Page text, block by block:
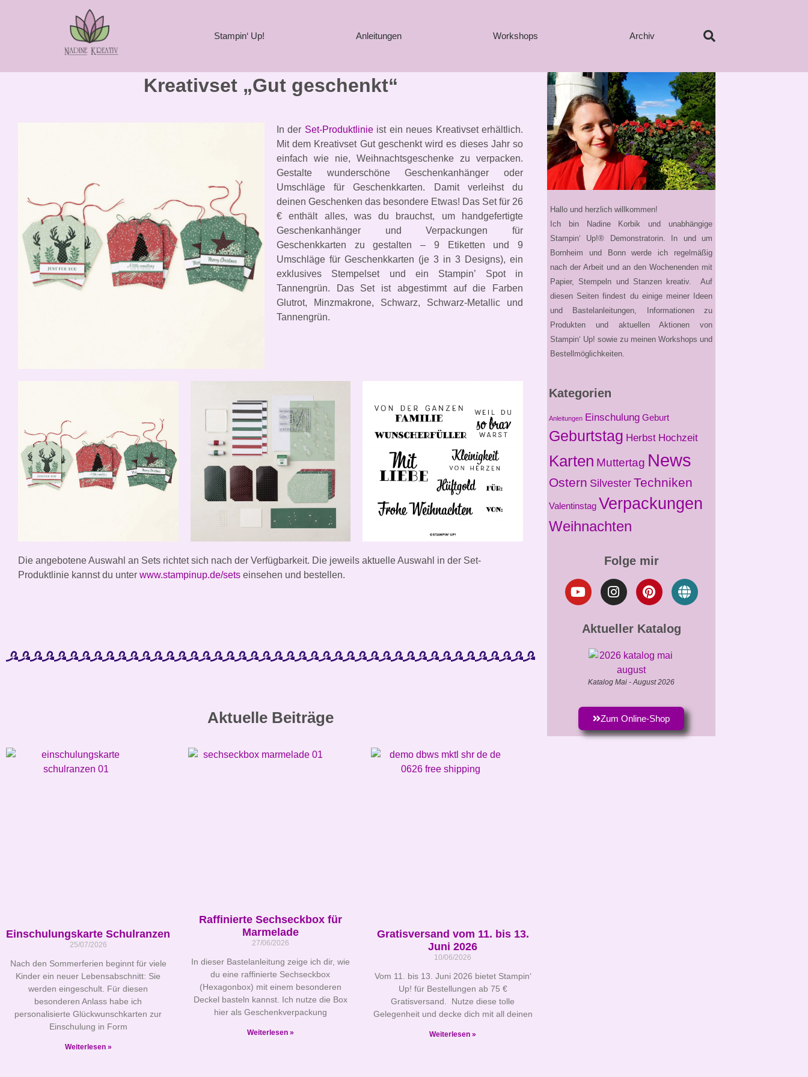
Stampin‘ Up! Anleitungen Workshops Archiv
Kreativset „Gut geschenkt“
In der Set-Produktlinieist ein neues Kreativset erhältlich.
Mit dem Kreativset Gut geschenkt wird es dieses Jahr so
einfach wie nie, Weihnachtsgeschenke zu verpacken.
Gestalte wunderschöne Geschenkanhänger oder
Umschläge für Geschenkkarten. Damit verleihst du
deinen Geschenken das besondere Etwas! Das Set für 26
€ enthält alles, was du brauchst, um handgefertigte
Geschenkanhänger und Verpackungen für
Geschenkkarten zu gestalten – 9 Etiketten und 9
Umschläge für Geschenkkarten (je 3 in 3 Designs), ein
exklusives Stempelset und ein Stampin’ Spot in
Tannengrün. Das Set ist abgestimmt auf die Farben
Glutrot, Minzmakrone, Schwarz, Schwarz-Metallic und
Tannengrün.
Die angebotene Auswahl an Sets richtet sich nach der Verfügbarkeit. Die jeweils aktuelle Auswahl in der Set-
Produktlinie kannst du unter www.stampinup.de/sets einsehen und bestellen.
Aktuelle Beiträge
Einschulungskarte Schulranzen
25/07/2026
Nach den Sommerferien beginnt für viele
Kinder ein neuer Lebensabschnitt: Sie
werden eingeschult. Für diesen
besonderen Anlass habe ich
personalisierte Glückwunschkarten zur
Einschulung in Form
Weiterlesen »
Raffinierte Sechseckbox für
Marmelade
27/06/2026
In dieser Bastelanleitung zeige ich dir, wie
du eine raffinierte Sechseckbox
(Hexagonbox) mit einem besonderen
Deckel basteln kannst. Ich nutze die Box
hier als Geschenkverpackung
Weiterlesen »
Gratisversand vom 11. bis 13.
Juni 2026
10/06/2026
Vom 11. bis 13. Juni 2026 bietet Stampin‘
Up! für Bestellungen ab 75 €
Gratisversand. Nutze diese tolle
Gelegenheit und decke dich mit all deinen
Weiterlesen »
Hallo und herzlich willkommen!
Ich bin Nadine Korbik und unabhängige
Stampin‘ Up!® Demonstratorin. In und um
Bornheim und Bonn werde ich regelmäßig
nach der Arbeit und an den Wochenenden mit
Papier, Stempeln und Stanzen kreativ. Auf
diesen Seiten findest du einige meiner Ideen
und Bastelanleitungen, Informationen zu
Produkten und aktuellen Aktionen von
Stampin‘ Up! sowie zu meinen Workshops und
Bestellmöglichkeiten.
Kategorien
Anleitungen Einschulung Geburt
Geburtstag Herbst Hochzeit
Karten Muttertag News
Ostern Silvester Techniken
Valentinstag Verpackungen
Weihnachten
Folge mir
Aktueller Katalog
Katalog Mai - August 2026
Zum Online-Shop